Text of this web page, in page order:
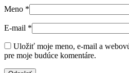
Meno *
E-mail *
Uložiť moje meno, e-mail a
pre moje budúce komentáre.